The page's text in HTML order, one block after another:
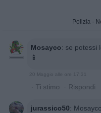
Polizia ·
Mosayco: se potessi
📱
20 Maggio alle ore 17:31
· Ti stimo · Rispondi
jurassico50: